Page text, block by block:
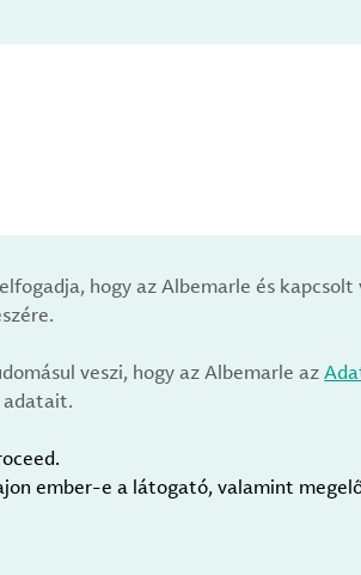
hogy az Albemarle és
veszi, hogy az Albemarle az
adatait.
ember-e a látogató, valamint